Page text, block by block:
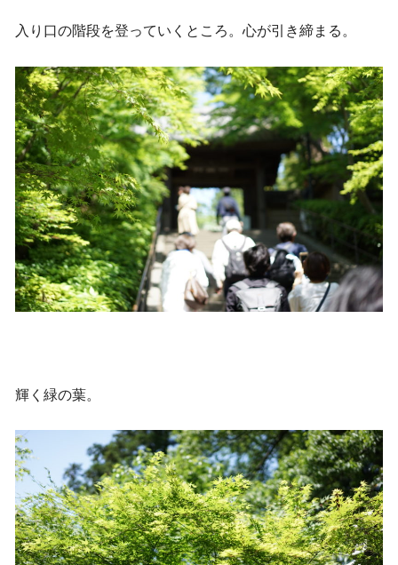
入り口の階段を登っていくところ。心が引き締まる。
輝く緑の葉。